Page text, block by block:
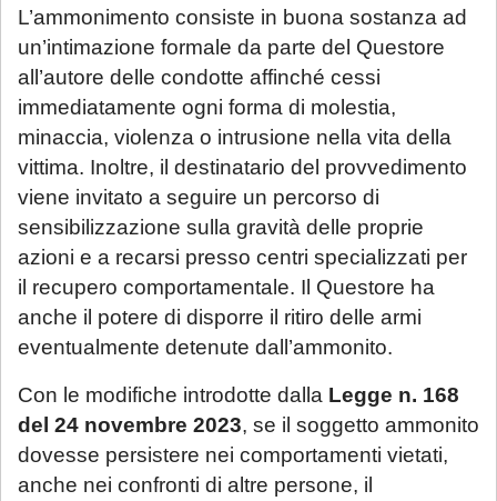
L’ammonimento consiste in buona sostanza ad
un’intimazione formale da parte del Questore
all’autore delle condotte affinché cessi
immediatamente ogni forma di molestia,
minaccia, violenza o intrusione nella vita della
vittima. Inoltre, il destinatario del provvedimento
viene invitato a seguire un percorso di
sensibilizzazione sulla gravità delle proprie
azioni e a recarsi presso centri specializzati per
il recupero comportamentale. Il Questore ha
anche il potere di disporre il ritiro delle armi
eventualmente detenute dall’ammonito.
Con le modifiche introdotte dalla Legge n. 168
del 24 novembre 2023, se il soggetto ammonito
dovesse persistere nei comportamenti vietati,
anche nei confronti di altre persone, il